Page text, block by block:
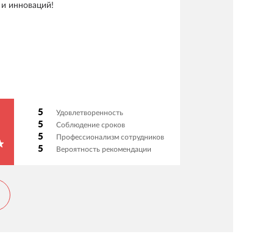
инноваций!
5 Удовлетворенность
5 Соблюдение сроков
5 Профессионализм сотрудников
5 Вероятность рекомендации